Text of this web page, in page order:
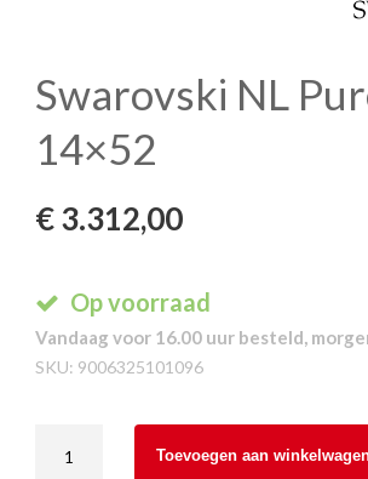
Swarovski NL
14×52
€3.312,00
Op voorraad
Vandaag voor 16.00 uur besteld,
SKU: 9006325101096
Toevoegen aan